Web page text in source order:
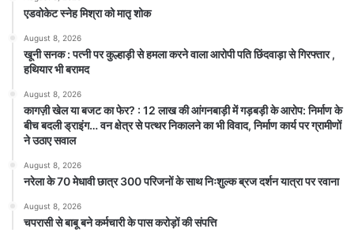
एडवोकेट स्नेह मिश्रा को मातृ शोक
August 8, 2026
खूनी सनक : पत्नी पर कुल्हाड़ी से हमला करने वाला आरोपी पति छिंदवाड़ा से गिरफ्तार ,
हथियार भी बरामद
August 8, 2026
कागज़ी खेल या बजट का फेर? : 12 लाख की आंगनबाड़ी में गड़बड़ी के आरोप: निर्माण के
बीच बदली ड्राइंग… वन क्षेत्र से पत्थर निकालने का भी विवाद, निर्माण कार्य पर ग्रामीणों
ने उठाए सवाल
August 8, 2026
नरेला के 70 मेधावी छात्र 300 परिजनों के साथ निःशुल्क ब्रज दर्शन यात्रा पर रवाना
August 8, 2026
चपरासी से बाबू बने कर्मचारी के पास करोड़ों की संपत्ति